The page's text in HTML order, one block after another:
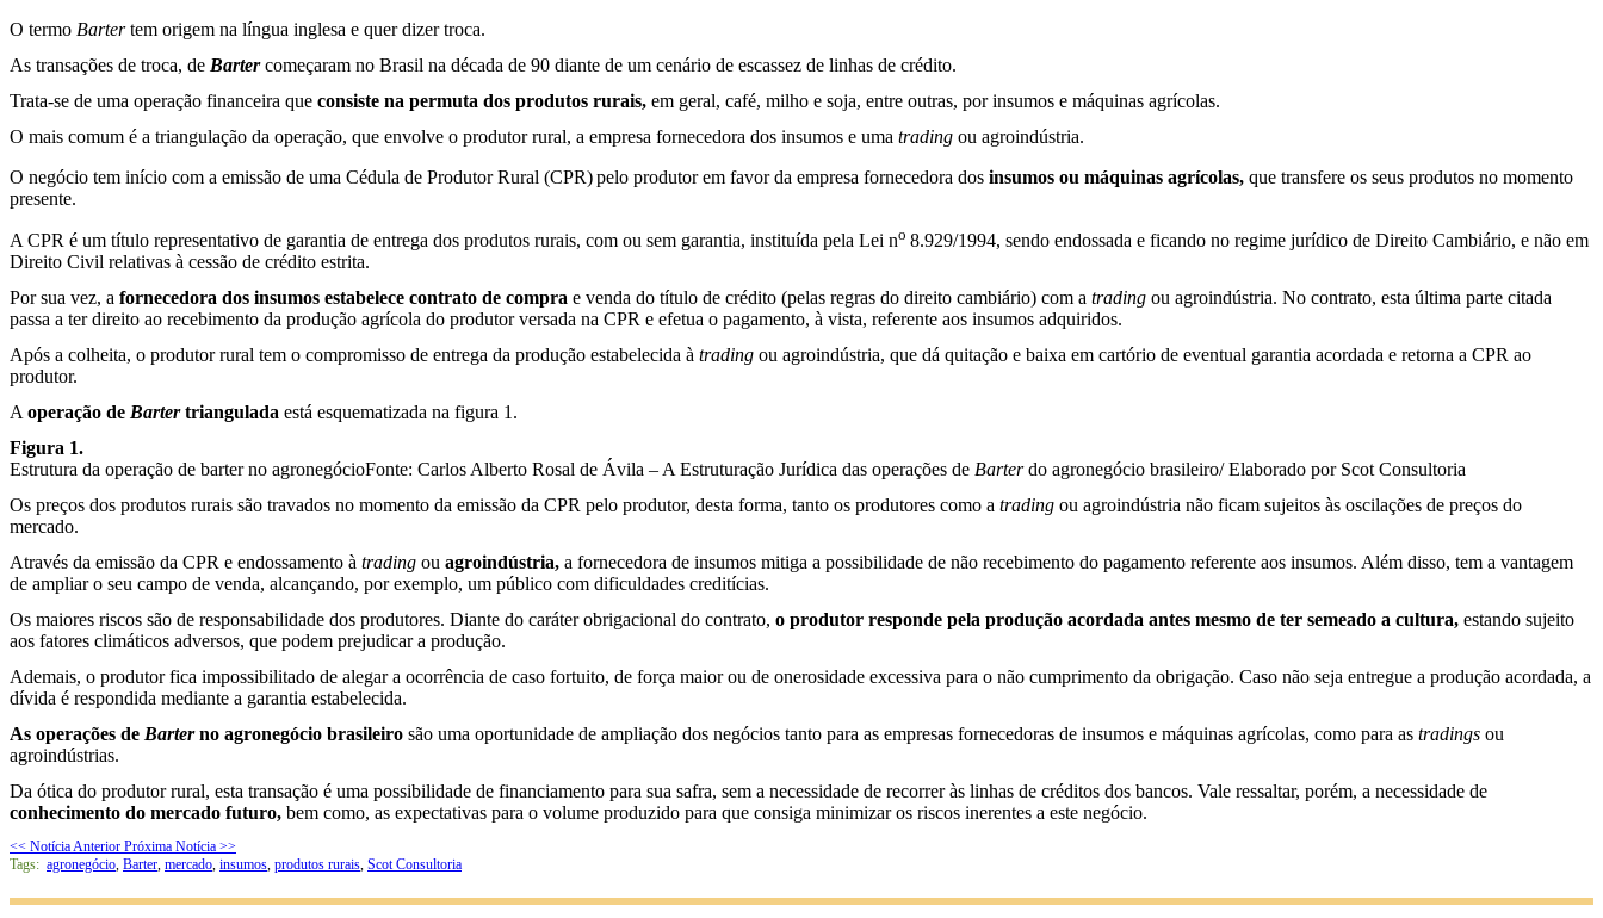
O termo Bartertem origem na língua inglesa e quer dizer troca.
As transações de troca, de Barter começaram no Brasil na década de 90 diante de um cenário de escassez de linhas de crédito.
Trata-se de uma operação financeira que consiste na permuta dos produtos rurais, em geral, café, milho e soja, entre outras, por insumos e máquinas agrícolas.
O mais comum é a triangulação da operação, que envolve o produtor rural, a empresa fornecedora dos insumos e uma trading ou agroindústria.
O negócio tem início com a emissão de uma Cédula de Produtor Rural (CPR)pelo produtor em favor da empresa fornecedora dos insumos ou máquinas agrícolas, que transfere os seus produtos no momento
presente.
A CPR é um título representativo de garantia de entrega dos produtos rurais, com ou sem garantia, instituída pela Lei no 8.929/1994, sendo endossada e ficando no regime jurídico de Direito Cambiário, e não em
Direito Civil relativas à cessão de crédito estrita.
Por sua vez, a fornecedora dos insumos estabelece contrato de compra e venda do título de crédito (pelas regras do direito cambiário) com a trading ou agroindústria. No contrato, esta última parte citada
passa a ter direito ao recebimento da produção agrícola do produtor versada na CPR e efetua o pagamento, à vista, referente aos insumos adquiridos.
Após a colheita, o produtor rural tem o compromisso de entrega da produção estabelecida à trading ou agroindústria, que dá quitação e baixa em cartório de eventual garantia acordada e retorna a CPR ao
produtor.
A operação de Bartertriangulada está esquematizada na figura 1.
Figura 1.
Estrutura da operação de barter no agronegócioFonte: Carlos Alberto Rosal de Ávila – A Estruturação Jurídica das operações de Barterdo agronegócio brasileiro/ Elaborado por Scot Consultoria
Os preços dos produtos rurais são travados no momento da emissão da CPR pelo produtor, desta forma, tanto os produtores como a trading ou agroindústria não ficam sujeitos às oscilações de preços do
mercado.
Através da emissão da CPR e endossamento à trading ou agroindústria, a fornecedora de insumos mitiga a possibilidade de não recebimento do pagamento referente aos insumos. Além disso, tem a vantagem
de ampliar o seu campo de venda, alcançando, por exemplo, um público com dificuldades creditícias.
Os maiores riscos são de responsabilidade dos produtores. Diante do caráter obrigacional do contrato, o produtor responde pela produção acordada antes mesmo de ter semeado a cultura, estando sujeito
aos fatores climáticos adversos, que podem prejudicar a produção.
Ademais, o produtor fica impossibilitado de alegar a ocorrência de caso fortuito, de força maior ou de onerosidade excessiva para o não cumprimento da obrigação. Caso não seja entregue a produção acordada, a
dívida é respondida mediante a garantia estabelecida.
As operações de Barterno agronegócio brasileiro são uma oportunidade de ampliação dos negócios tanto para as empresas fornecedoras de insumos e máquinas agrícolas, como para as tradings ou
agroindústrias.
Da ótica do produtor rural, esta transação é uma possibilidade de financiamento para sua safra, sem a necessidade de recorrer às linhas de créditos dos bancos. Vale ressaltar, porém, a necessidade de
conhecimento do mercado futuro, bem como, as expectativas para o volume produzido para que consiga minimizar os riscos inerentes a este negócio.
<< Notícia Anterior Próxima Notícia >>
Tags: agronegócio Barter mercado insumos produtos rurais Scot Consultoria